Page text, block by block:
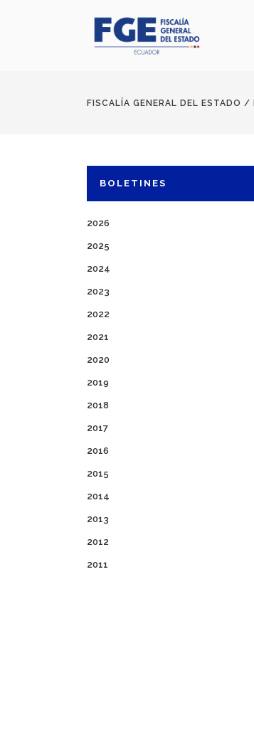
FISCALÍA GENERAL DEL ESTADO /
BOLETINES
2026
2025
2024
2023
2022
2021
2020
2019
2018
2017
2016
2015
2014
2013
2012
2011